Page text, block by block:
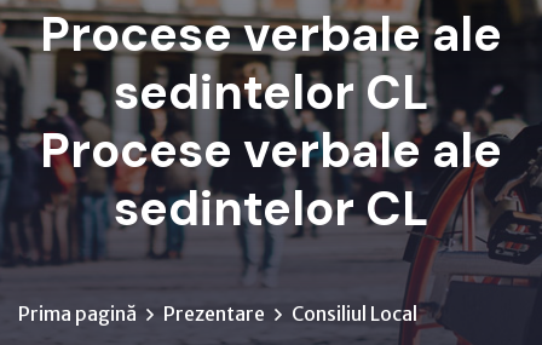
Procese verbale ale
sedintelor CL
Procese verbale ale
sedintelor CL
Prima pagină Prezentare Consiliul Local